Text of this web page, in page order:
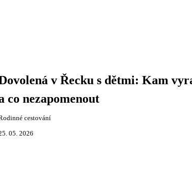
v Řecku s dětmi: Kam
co nezapomenout
cestování
05. 2026